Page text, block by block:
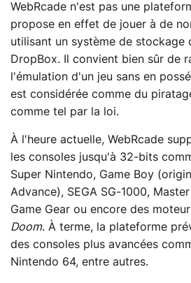
WebRcade n'est pas une
propose en effet de jouer à de
utilisant un système de stockage
DropBox. Il convient bien sûr de
l'émulation d'un jeu sans en
est considérée comme du
comme tel par la loi.
À l'heure actuelle, WebRcade
les consoles jusqu'à 32-bits
Super Nintendo, Game Boy
Advance), SEGA SG-1000,
Game Gear ou encore des
Doom. À terme, la plateforme
des consoles plus avancées
Nintendo 64, entre autres.